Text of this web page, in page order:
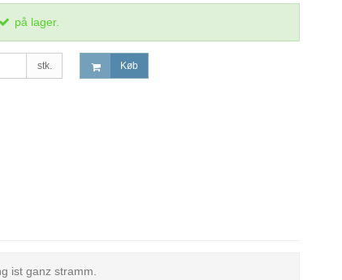
på lager.
stk. Køb
ist ganz stramm.